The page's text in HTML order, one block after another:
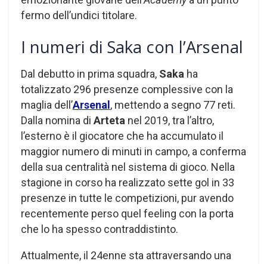
fermo dell’undici titolare.
I numeri di Saka con l’Arsenal
Dal debutto in prima squadra, Saka ha
totalizzato 296 presenze complessive con la
maglia dell’Arsenal , mettendo a segno 77 reti.
Dalla nomina di Arteta nel 2019, tra l’altro,
l’esterno è il giocatore che ha accumulato il
maggior numero di minuti in campo, a conferma
della sua centralità nel sistema di gioco. Nella
stagione in corso ha realizzato sette gol in 33
presenze in tutte le competizioni, pur avendo
recentemente perso quel feeling con la porta
che lo ha spesso contraddistinto.
Attualmente, il 24enne sta attraversando una